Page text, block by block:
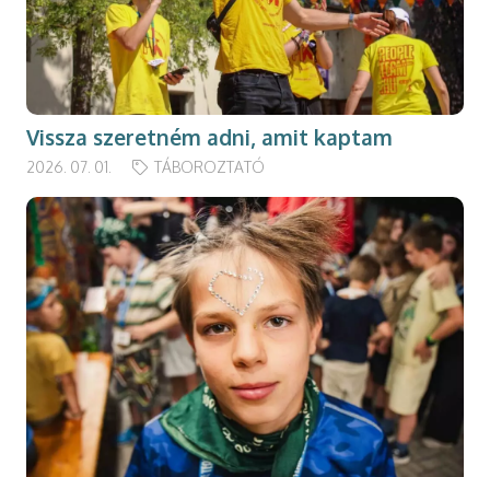
Vissza szeretném adni, amit kaptam
2026. 07. 01. TÁBOROZTATÓ